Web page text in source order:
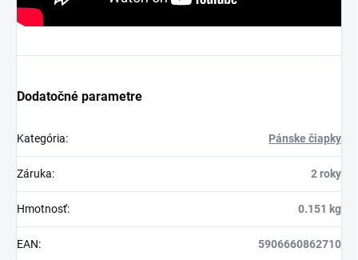
Dodatočné parametre
Kategória: Pánske čiapky
Záruka: 2 roky
Hmotnosť: 0.151 kg
EAN: 5906660862710